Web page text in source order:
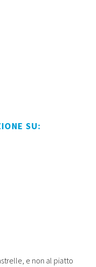
SU:
e non al piatto